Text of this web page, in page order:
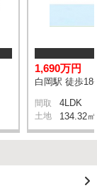
1,690万円
白岡駅 徒歩18
間取 4LDK
土地 134.32㎡